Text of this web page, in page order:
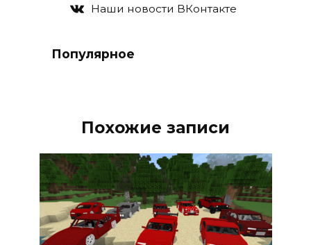
Наши новости ВКонтакте
Популярное
Похожие записи